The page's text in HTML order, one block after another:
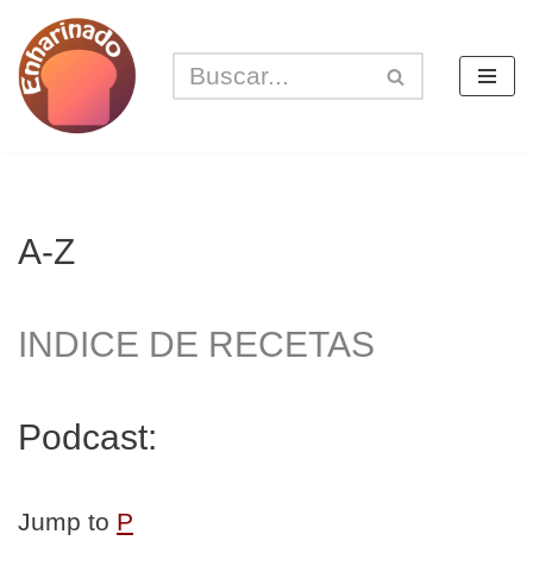
Saltar
al
A-Z
INDICE DE RECETAS
Podcast:
Jump to P